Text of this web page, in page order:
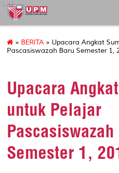
127
» BERITA » Upacara Angkat
Pascasiswazah Baru Semester 1,
Upacara
untuk Pelajar
Pascasiswazah
Semester 1,